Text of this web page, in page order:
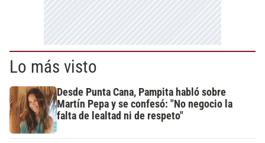
Lo más visto
Desde Punta Cana, Pampita habló sobre
Martín Pepa y se confesó: "No negocio la
falta de lealtad ni de respeto"